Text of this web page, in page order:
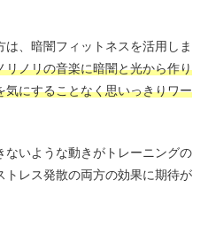
、暗闇フィットネスを活用しま
リノリの音楽に暗闇と光から作り
にすることなく思いっきりワー
ないような動きがトレーニングの
レス発散の両方の効果に期待が